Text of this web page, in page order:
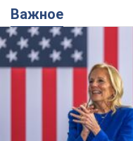
Важное